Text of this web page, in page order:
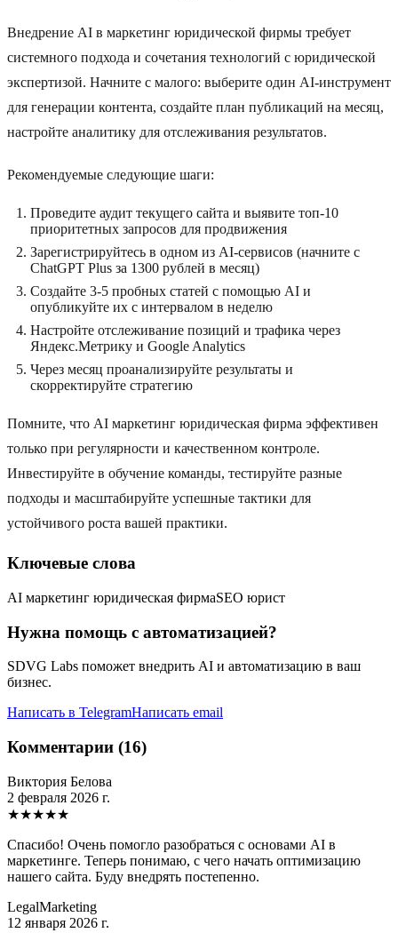
Внедрение AI в маркетинг юридической фирмы требует
системного подхода и сочетания технологий с юридической
экспертизой. Начните с малого: выберите один AI-инструмент
для генерации контента, создайте план публикаций на месяц,
настройте аналитику для отслеживания результатов.
Рекомендуемые следующие шаги:
Проведите аудит текущего сайта и выявите топ-10
приоритетных запросов для продвижения
Зарегистрируйтесь в одном из AI-сервисов (начните с
ChatGPT Plus за 1300 рублей в месяц)
Создайте 3-5 пробных статей с помощью AI и
опубликуйте их с интервалом в неделю
Настройте отслеживание позиций и трафика через
Яндекс.Метрику и Google Analytics
Через месяц проанализируйте результаты и
скорректируйте стратегию
Помните, что AI маркетинг юридическая фирма эффективен
только при регулярности и качественном контроле.
Инвестируйте в обучение команды, тестируйте разные
подходы и масштабируйте успешные тактики для
устойчивого роста вашей практики.
Ключевые слова
AI маркетинг юридическая фирмаSEO юрист
Нужна помощь с автоматизацией?
SDVG Labs поможет внедрить AI и автоматизацию в ваш
бизнес.
Написать в TelegramНаписать email
Комментарии (16)
Виктория Белова
2 февраля 2026 г.
★★★★★
Спасибо! Очень помогло разобраться с основами AI в
маркетинге. Теперь понимаю, с чего начать оптимизацию
нашего сайта. Буду внедрять постепенно.
LegalMarketing
12 января 2026 г.